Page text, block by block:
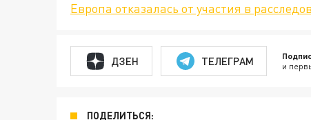
Европа отказалась от участия в
ДЗЕН ТЕЛЕГРАМ и
ПОДЕЛИТЬСЯ: